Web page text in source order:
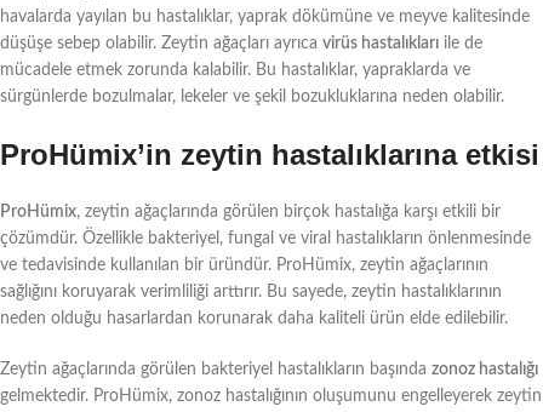
havalarda yayılan bu hastalıklar, yaprak dökümüne ve meyve kalitesinde
düşüşe sebep olabilir. Zeytin ağaçları ayrıca virüs hastalıkları ile de
mücadele etmek zorunda kalabilir. Bu hastalıklar, yapraklarda ve
sürgünlerde bozulmalar, lekeler ve şekil bozukluklarına neden olabilir.
ProHümix’in zeytin hastalıklarına etkisi
ProHümix, zeytin ağaçlarında görülen birçok hastalığa karşı etkili bir
çözümdür. Özellikle bakteriyel, fungal ve viral hastalıkların önlenmesinde
ve tedavisinde kullanılan bir üründür. ProHümix, zeytin ağaçlarının
sağlığını koruyarak verimliliği arttırır. Bu sayede, zeytin hastalıklarının
neden olduğu hasarlardan korunarak daha kaliteli ürün elde edilebilir.
Zeytin ağaçlarında görülen bakteriyel hastalıkların başında zonoz hastalığı
gelmektedir. ProHümix, zonoz hastalığının oluşumunu engelleyerek zeytin